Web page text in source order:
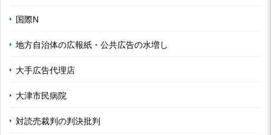
国際N
地方自治体の広報紙・公共広告の水増し
大手広告代理店
大津市民病院
対読売裁判の判決批判